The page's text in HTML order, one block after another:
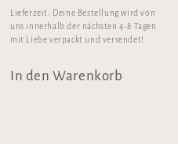
Lieferzeit: Deine Bestellung wird von
uns innerhalb der nächsten 4-8 Tagen
mit Liebe verpackt und versendet!
In den Warenkorb